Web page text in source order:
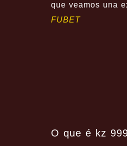
que veamos una
FUBET
O que é kz